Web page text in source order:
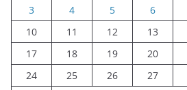
3
4 5 6
10
11 12 13
17
18 19 20
24
25 26 27